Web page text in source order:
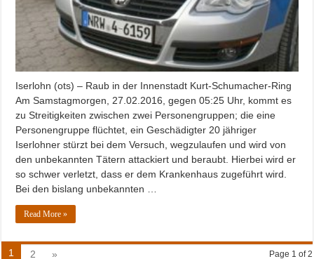
Iserlohn (ots) – Raub in der Innenstadt Kurt-Schumacher-Ring
Am Samstagmorgen, 27.02.2016, gegen 05:25 Uhr, kommt es
zu Streitigkeiten zwischen zwei Personengruppen; die eine
Personengruppe flüchtet, ein Geschädigter 20 jähriger
Iserlohner stürzt bei dem Versuch, wegzulaufen und wird von
den unbekannten Tätern attackiert und beraubt. Hierbei wird er
so schwer verletzt, dass er dem Krankenhaus zugeführt wird.
Bei den bislang unbekannten …
Read More »
Page 1 of 2
1 2 »